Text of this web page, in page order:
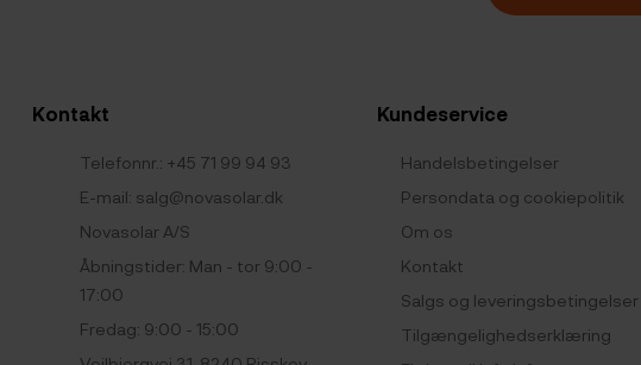
Kontakt
Telefonnr.: +45 71 99 94 93
E-mail: salg@novasolar.dk
Novasolar A/S
Åbningstider: Man - tor 9:00 -
17:00
Fredag: 9:00 - 15:00
Kundeservice
Handelsbetingelser
Persondata og cookiepolitik
Om os
Kontakt
Salgs og leveringsbetingelser
Tilgængelighedserklæring